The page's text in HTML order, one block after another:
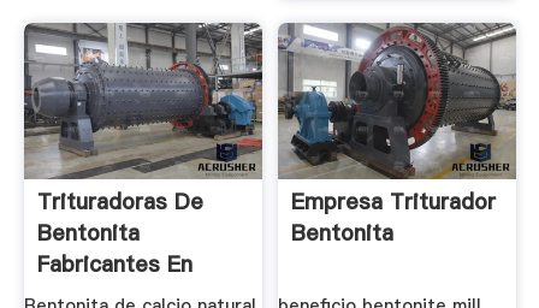
Trituradoras De
Bentonita
Fabricantes En
Rajasthan
Empresa Triturador
Bentonita